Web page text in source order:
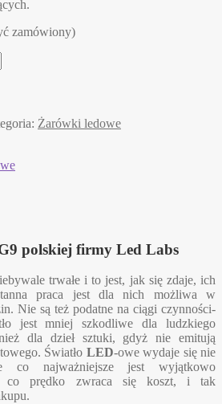
zamówiony)
Żarówki ledowe
polskiej firmy Led Labs
trwałe i to jest, jak się zdaje, ich
praca jest dla nich możliwa w
Nie są też podatne na ciągi czynności-
jest mniej szkodliwe dla ludzkiego
dla dzieł sztuki, gdyż nie emitują
Światło LED-owe wydaje się nie
najważniejsze jest wyjątkowo
co prędko zwraca się koszt, i tak